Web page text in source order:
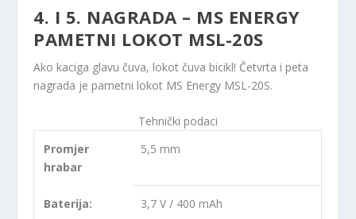
4. I 5. NAGRADA – MS ENERGY
PAMETNI LOKOT MSL-20S
Ako kaciga glavu čuva, lokot čuva bicikl! Četvrta i peta
nagrada je pametni lokot MS Energy MSL-20S.
Tehnički podaci
Promjer
hrabar
5,5 mm
Baterija: 3,7 V / 400 mAh